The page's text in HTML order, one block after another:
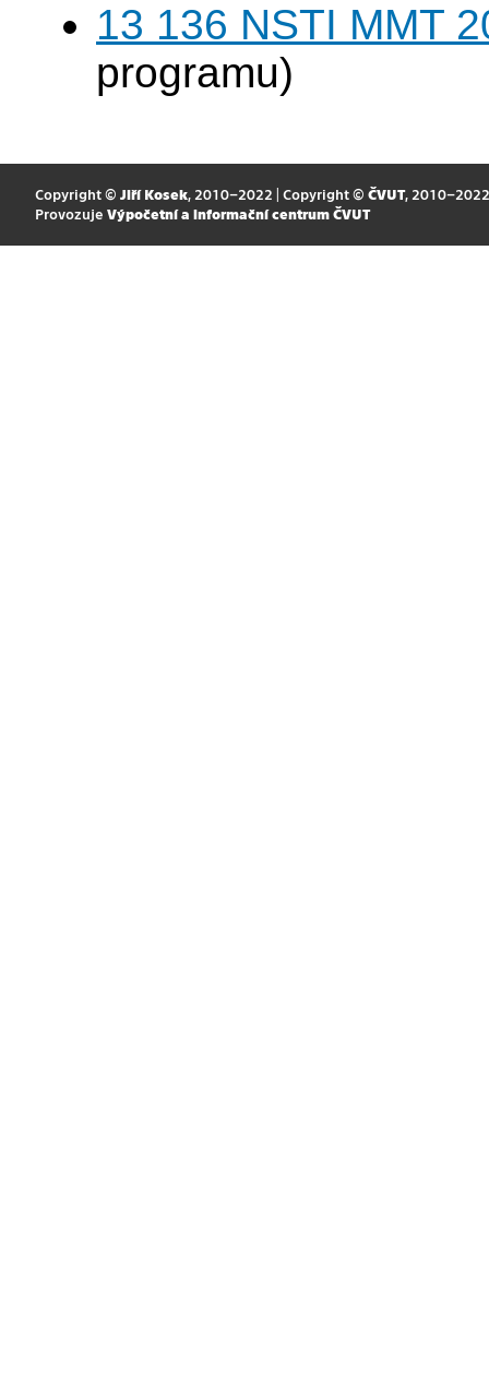
13 136 NSTI MMT
programu)
Copyright © Jiří Kosek, 2010–2022 | Copyright © ČVUT, 2010–2022
Provozuje Výpočetní a informační centrum ČVUT